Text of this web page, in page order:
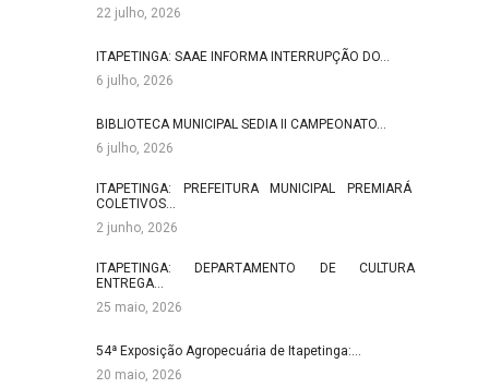
22 julho, 2026
ITAPETINGA: SAAE INFORMA INTERRUPÇÃO DO…
6 julho, 2026
BIBLIOTECA MUNICIPAL SEDIA II CAMPEONATO…
6 julho, 2026
ITAPETINGA: PREFEITURA MUNICIPAL PREMIARÁ
COLETIVOS…
2 junho, 2026
ITAPETINGA: DEPARTAMENTO DE CULTURA
ENTREGA…
25 maio, 2026
54ª Exposição Agropecuária de Itapetinga:…
20 maio, 2026